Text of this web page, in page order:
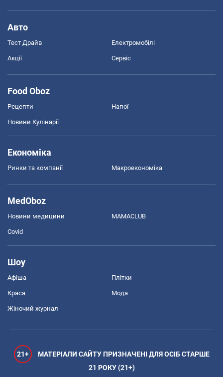
Авто
Тест Драйв Електромобілі
Акції Сервіс
Food Oboz
Рецепти Напої
Новини Кулінарії
Економіка
Ринки та компанії Макроекономіка
MedOboz
Новини медицини MAMACLUB
Covid
Шоу
Афіша Плітки
Краса Мода
Жіночий журнал
21+
МАТЕРІАЛИ САЙТУ ПРИЗНАЧЕНІ ДЛЯ ОСІБ СТАРШЕ
21 РОКУ (21+)